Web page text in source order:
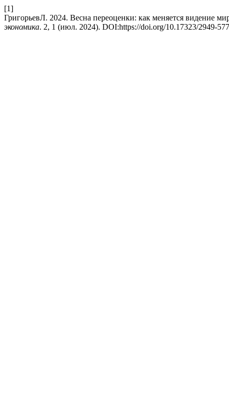
[1]
ГригорьевЛ. 2024. Весна переоценки: как меняется видение
экономика. 2, 1 (июл. 2024). DOI:https://doi.org/10.17323/2949-